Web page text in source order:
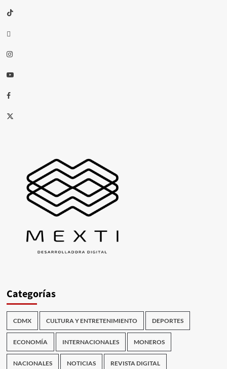
TikTok
threads
Instagram
Youtube
Facebook
X
Categorías
CDMX CULTURA Y ENTRETENIMIENTO DEPORTES
ECONOMÍA INTERNACIONALES MONEROS
NACIONALES NOTICIAS REVISTA DIGITAL